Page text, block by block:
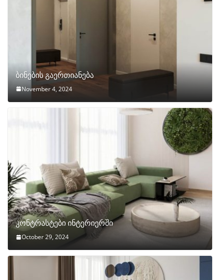
ბინების გაერთიანება
November 4, 2024
კონტრასტები ინტერიერში
October 29, 2024